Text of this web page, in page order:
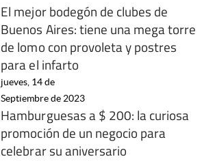
El mejor bodegón de clubes de
Buenos Aires: tiene una mega torre
de lomo con provoleta y postres
para el infarto
jueves, 14 de
Septiembre de 2023
Hamburguesas a $ 200: la curiosa
promoción de un negocio para
celebrar su aniversario